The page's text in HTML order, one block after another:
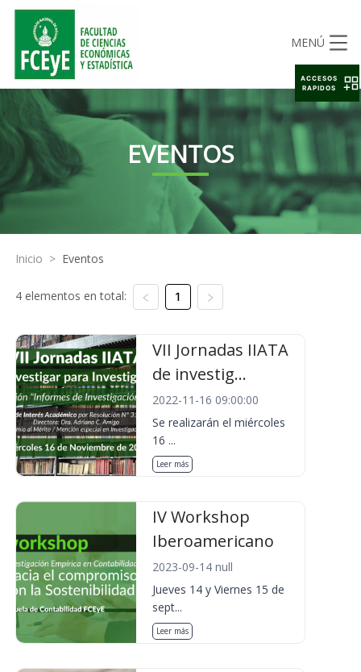
MENÚ
EVENTOS
Inicio > Eventos
4 elementos en total: 1
VII Jornadas IIATA
de investig...
2022-11-16 09:00:00
Se realizarán el miércoles
16 ...
Leer más
IV Workshop
Iberoamericano
2023-09-14 null
Jueves 14 y Viernes 15 de
sept...
Leer más
ACCESOS
RAPIDOS